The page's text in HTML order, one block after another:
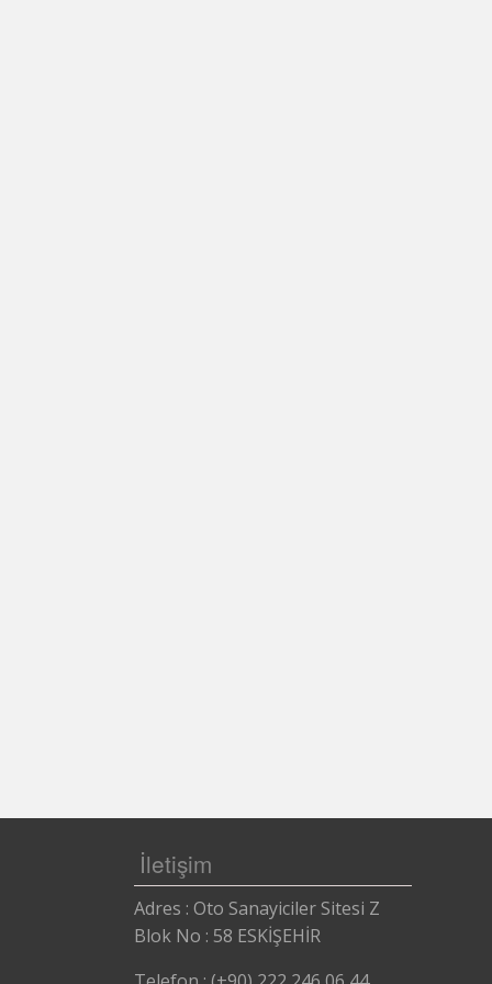
İletişim
Adres : Oto Sanayiciler Sitesi Z
Blok No : 58 ESKİŞEHİR